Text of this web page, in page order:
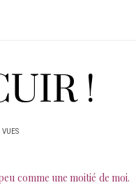
!
VUES
comme une moitié de moi.